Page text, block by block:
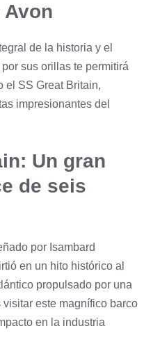
de la historia y el
sus orillas te permitirá
el SS Great Britain,
impresionantes del
Un gran
de seis
por Isambard
en un hito histórico al
propulsado por una
este magnífico barco
en la industria